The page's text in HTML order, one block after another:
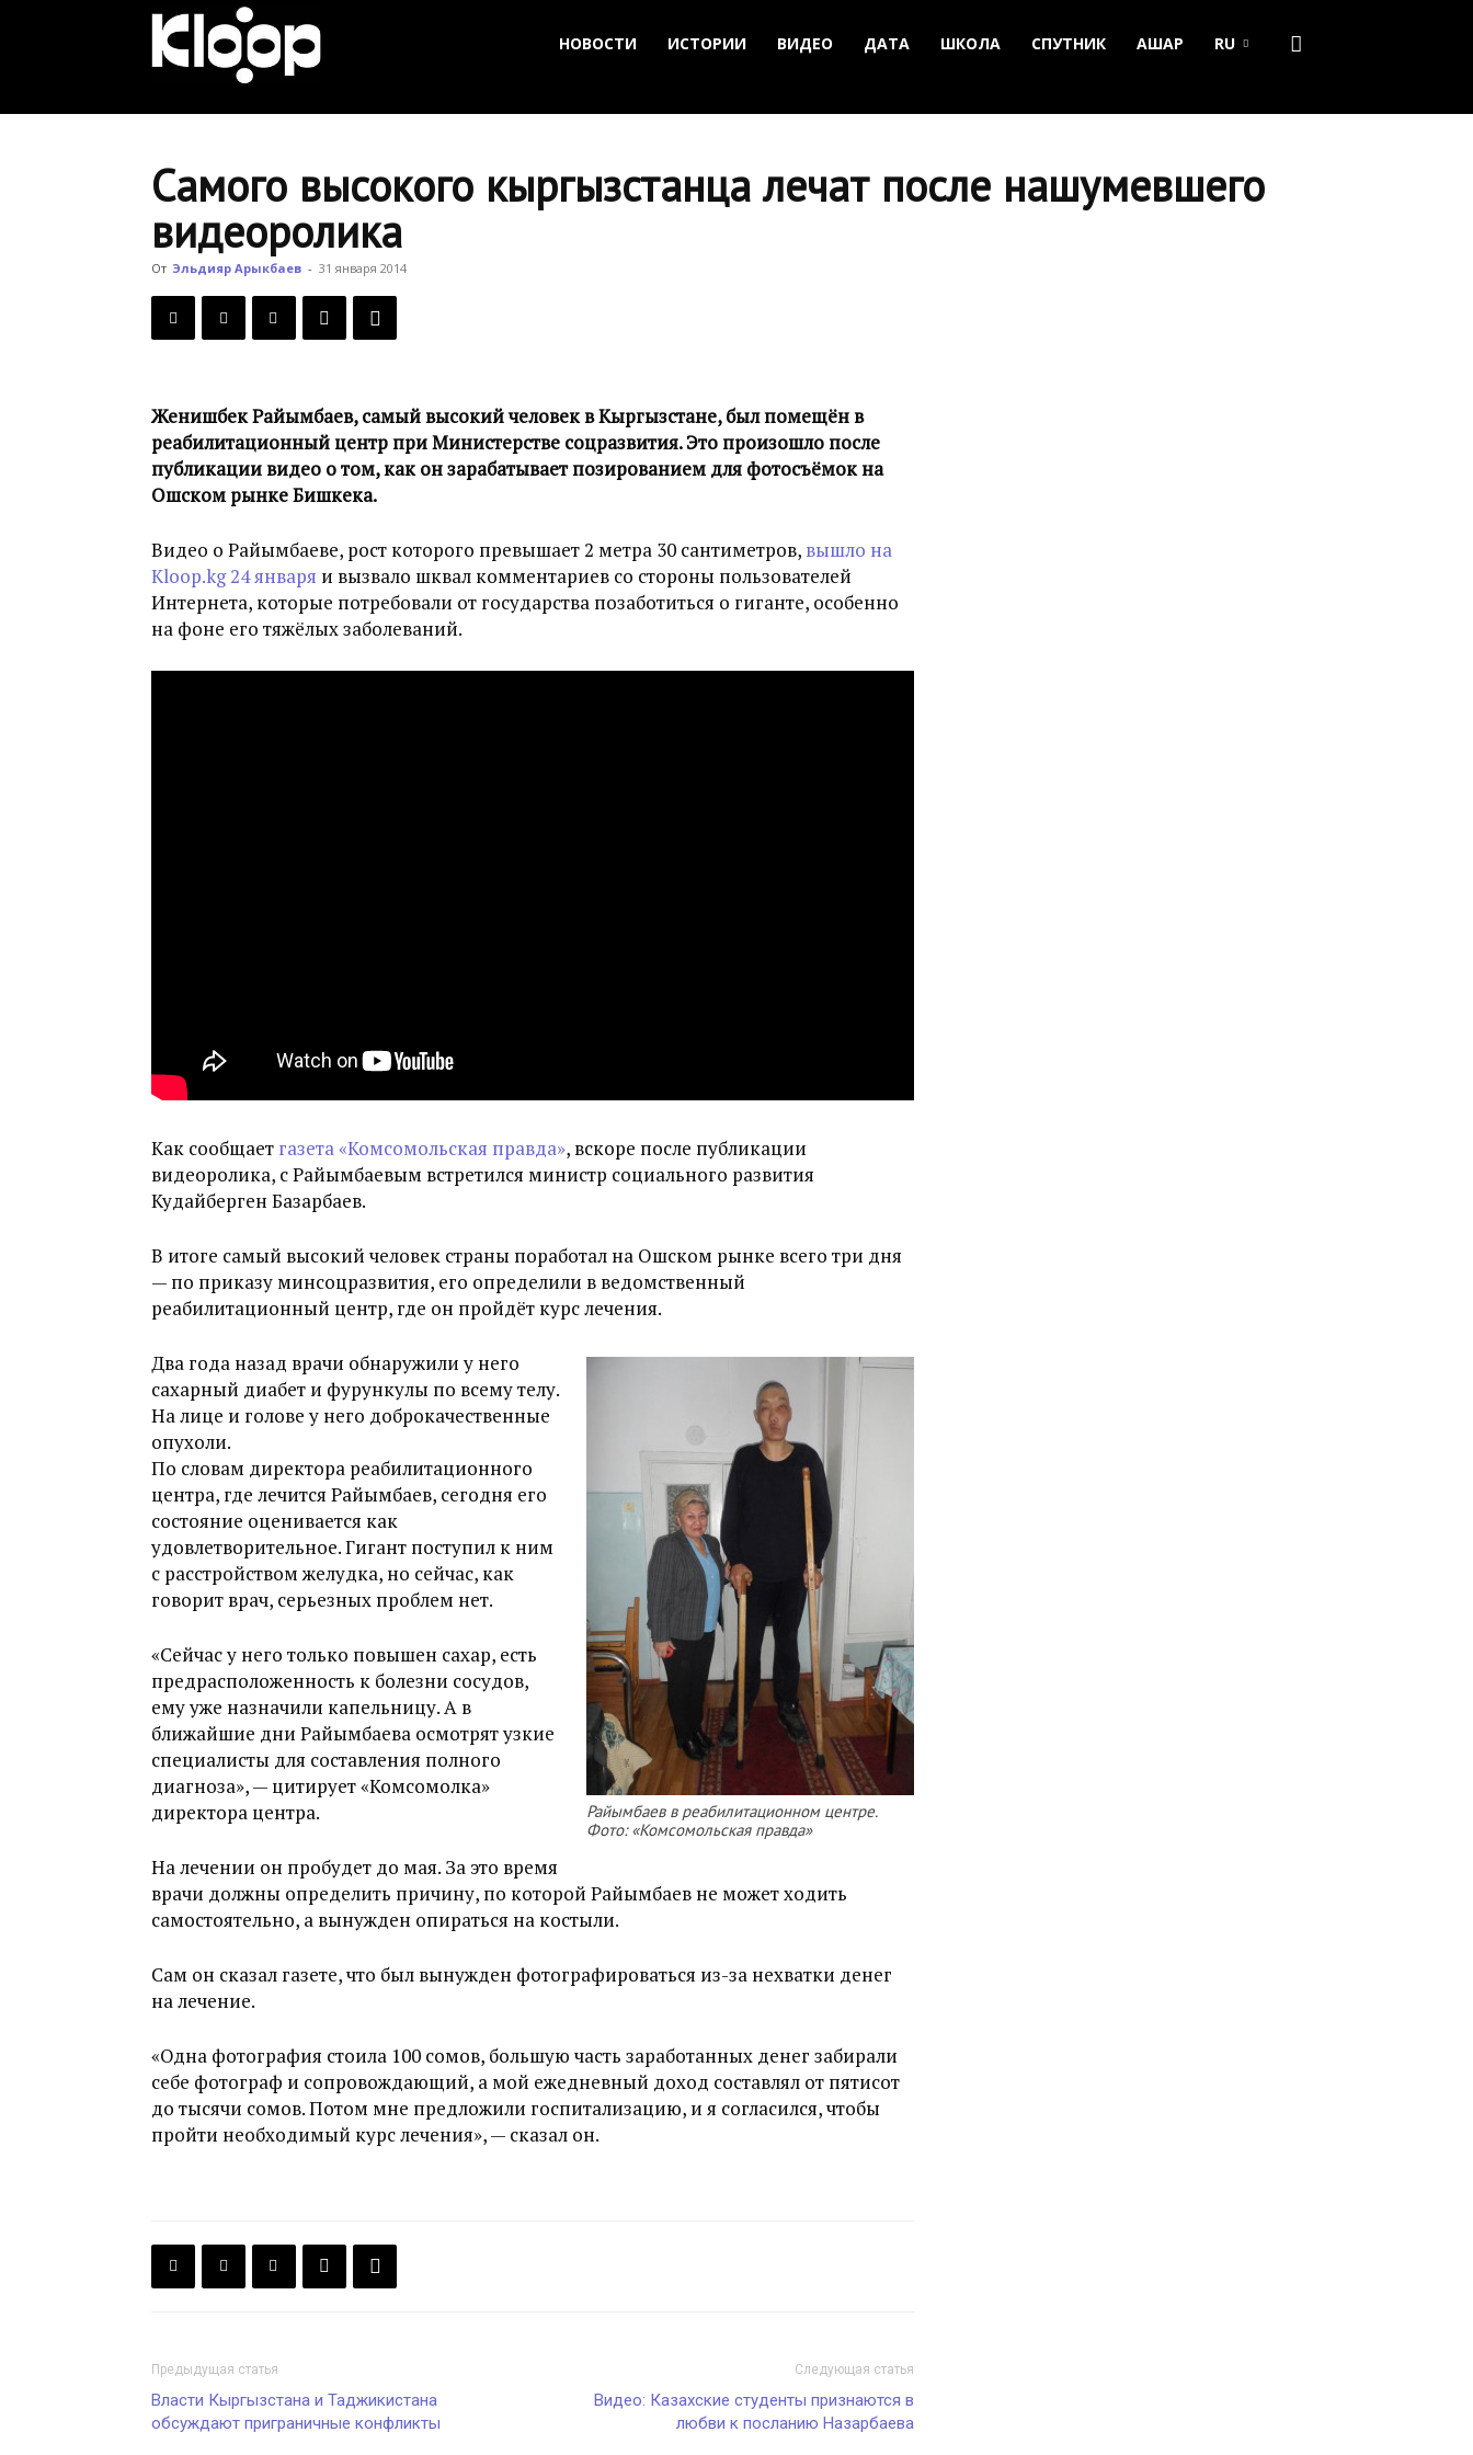
Новости
Кыргызстана
НОВОСТИ ИСТОРИИ ВИДЕО ДАТА ШКОЛА СПУТНИК АШАР RU
Самого высокого кыргызстанца лечат после нашумевшего
видеоролика
От Эльдияр Арыкбаев - 31 января 2014
Женишбек Райымбаев, самый высокий человек в Кыргызстане, был помещён в
реабилитационный центр при Министерстве соцразвития. Это произошло после
публикации видео о том, как он зарабатывает позированием для фотосъёмок на
Ошском рынке Бишкека.
Видео о Райымбаеве, рост которого превышает 2 метра 30 сантиметров, вышло на
Kloop.kg 24 января и вызвало шквал комментариев со стороны пользователей
Интернета, которые потребовали от государства позаботиться о гиганте, особенно
на фоне его тяжёлых заболеваний.
Как сообщает газета «Комсомольская правда», вскоре после публикации
видеоролика, с Райымбаевым встретился министр социального развития
Кудайберген Базарбаев.
В итоге самый высокий человек страны поработал на Ошском рынке всего три дня
— по приказу минсоцразвития, его определили в ведомственный
реабилитационный центр, где он пройдёт курс лечения.
Райымбаев в реабилитационном центре.
Фото: «Комсомольская правда»
Два года назад врачи обнаружили у него
сахарный диабет и фурункулы по всему телу.
На лице и голове у него доброкачественные
опухоли.
По словам директора реабилитационного
центра, где лечится Райымбаев, сегодня его
состояние оценивается как
удовлетворительное. Гигант поступил к ним
с расстройством желудка, но сейчас, как
говорит врач, серьезных проблем нет.
«Сейчас у него только повышен сахар, есть
предрасположенность к болезни сосудов,
ему уже назначили капельницу. А в
ближайшие дни Райымбаева осмотрят узкие
специалисты для составления полного
диагноза», — цитирует «Комсомолка»
директора центра.
На лечении он пробудет до мая. За это время
врачи должны определить причину, по которой Райымбаев не может ходить
самостоятельно, а вынужден опираться на костыли.
Сам он сказал газете, что был вынужден фотографироваться из-за нехватки денег
на лечение.
«Одна фотография стоила 100 сомов, большую часть заработанных денег забирали
себе фотограф и сопровождающий, а мой ежедневный доход составлял от пятисот
до тысячи сомов. Потом мне предложили госпитализацию, и я согласился, чтобы
пройти необходимый курс лечения», — сказал он.
Предыдущая статья
Власти Кыргызстана и Таджикистана
обсуждают приграничные конфликты
Следующая статья
Видео: Казахские студенты признаются в
любви к посланию Назарбаева